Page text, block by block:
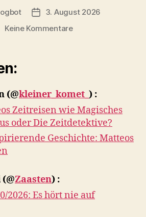
Veröffentlichungsdatum
3. August 2026
Keine Kommentarezu
(@kleiner_komet_ ) :
Zeitreisen wie Magisches
oder Die Zeitdetektive?
Geschichte: Matteos
(@Zaasten) :
2026: Es hört nie auf